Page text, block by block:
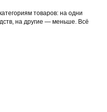
товаров: на одни
на другие — меньше. Всё